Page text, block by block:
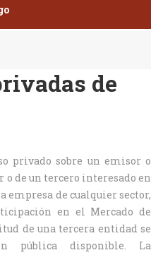
de
privado sobre un emisor o
de un tercero interesado en
empresa de cualquier sector,
en el Mercado de
de una tercera entidad se
pública disponible. La